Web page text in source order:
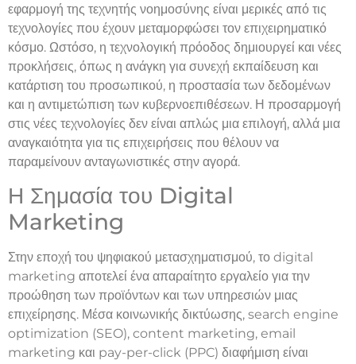
εφαρμογή της τεχνητής νοημοσύνης είναι μερικές από τις
τεχνολογίες που έχουν μεταμορφώσει τον επιχειρηματικό
κόσμο. Ωστόσο, η τεχνολογική πρόοδος δημιουργεί και νέες
προκλήσεις, όπως η ανάγκη για συνεχή εκπαίδευση και
κατάρτιση του προσωπικού, η προστασία των δεδομένων
και η αντιμετώπιση των κυβερνοεπιθέσεων. Η προσαρμογή
στις νέες τεχνολογίες δεν είναι απλώς μια επιλογή, αλλά μια
αναγκαιότητα για τις επιχειρήσεις που θέλουν να
παραμείνουν ανταγωνιστικές στην αγορά.
Η Σημασία του Digital
Marketing
Στην εποχή του ψηφιακού μετασχηματισμού, το digital
marketing αποτελεί ένα απαραίτητο εργαλείο για την
προώθηση των προϊόντων και των υπηρεσιών μιας
επιχείρησης. Μέσα κοινωνικής δικτύωσης, search engine
optimization (SEO), content marketing, email
marketing και pay-per-click (PPC) διαφήμιση είναι